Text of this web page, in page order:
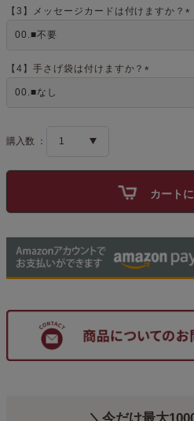
)
【3】メッセージカードは付けますか？
【4】手さげ袋は付けますか？
カート